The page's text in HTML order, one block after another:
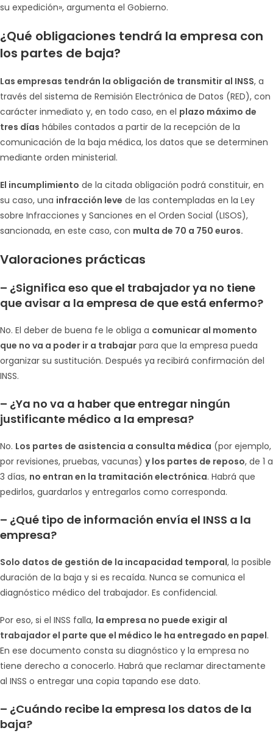
su expedición», argumenta el Gobierno.
¿Qué obligaciones tendrá la empresa con
los partes de baja?
Las empresas tendrán la obligación de transmitir al INSS, a
través del sistema de Remisión Electrónica de Datos (RED), con
carácter inmediato y, en todo caso, en el plazo máximo de
tres días hábiles contados a partir de la recepción de la
comunicación de la baja médica, los datos que se determinen
mediante orden ministerial.
El incumplimiento de la citada obligación podrá constituir, en
su caso, una infracción leve de las contempladas en la Ley
sobre Infracciones y Sanciones en el Orden Social (LISOS),
sancionada, en este caso, con multa de 70 a 750 euros.
Valoraciones prácticas
– ¿Significa eso que el trabajador ya no tiene
que avisar a la empresa de que está enfermo?
No. El deber de buena fe le obliga a comunicar al momento
que no va a poder ir a trabajar para que la empresa pueda
organizar su sustitución. Después ya recibirá confirmación del
INSS.
– ¿Ya no va a haber que entregar ningún
justificante médico a la empresa?
No. Los partes de asistencia a consulta médica (por ejemplo,
por revisiones, pruebas, vacunas) y los partes de reposo, de 1 a
3 días, no entran en la tramitación electrónica. Habrá que
pedirlos, guardarlos y entregarlos como corresponda.
– ¿Qué tipo de información envía el INSS a la
empresa?
Solo datos de gestión de la incapacidad temporal, la posible
duración de la baja y si es recaída. Nunca se comunica el
diagnóstico médico del trabajador. Es confidencial.
Por eso, si el INSS falla, la empresa no puede exigir al
trabajador el parte que el médico le ha entregado en papel.
En ese documento consta su diagnóstico y la empresa no
tiene derecho a conocerlo. Habrá que reclamar directamente
al INSS o entregar una copia tapando ese dato.
– ¿Cuándo recibe la empresa los datos de la
baja?